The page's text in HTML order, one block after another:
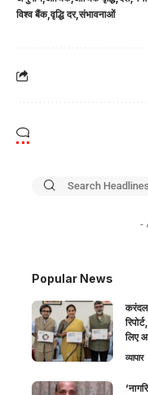
विश्व बैंक वृद्धि दर संभावनाओं
-
Popular News
लिए
व्यापार